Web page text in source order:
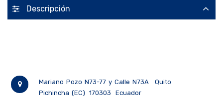
Descripción
Mariano Pozo N73-77 y Calle N73A
Quito
Pichincha (EC)
170303 Ecuador